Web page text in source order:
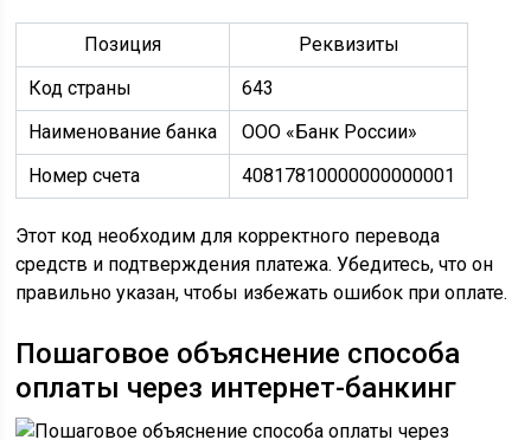
Позиция
Реквизиты
Код страны
643
Наименование банка
ООО «Банк России»
Номер счета
40817810000000000001
Этот код необходим для корректного перевода
средств и подтверждения платежа. Убедитесь, что он
правильно указан, чтобы избежать ошибок при оплате.
Пошаговое объяснение способа
оплаты через интернет-банкинг